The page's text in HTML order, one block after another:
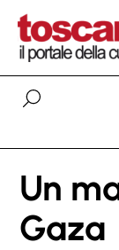
Un
Gaza